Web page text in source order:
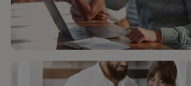
KAFFELØSNINGER